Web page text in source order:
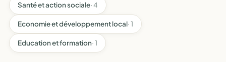
Santé et action sociale· 4
Economie et développement local· 1
Education et formation· 1